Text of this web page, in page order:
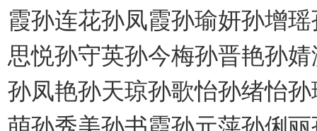
霞孙连花孙凤霞孙瑜妍孙增
思悦孙守英孙今梅孙晋艳孙
孙凤艳孙天琼孙歌怡孙绪怡
萌孙秀美孙书霞孙元萍孙俐